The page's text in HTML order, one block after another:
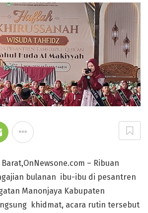
Barat,OnNewsone.com – Ribuan
bulanan ibu-ibu di pesantren
Manonjaya Kabupaten
khidmat, acara rutin tersebut